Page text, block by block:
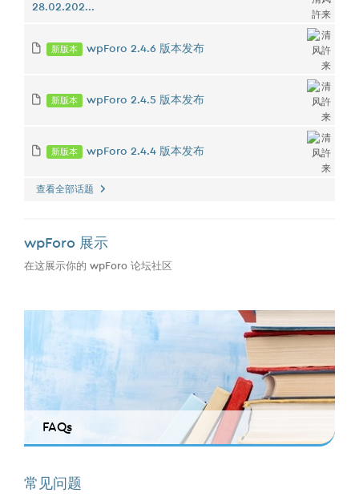
28.02.202...
新版本 wpForo 2.4.6 版本发布
新版本 wpForo 2.4.5 版本发布
新版本 wpForo 2.4.4 版本发布
查看全部话题
wpForo 展示
在这展示你的 wpForo 论坛社区
FAQs
常见问题